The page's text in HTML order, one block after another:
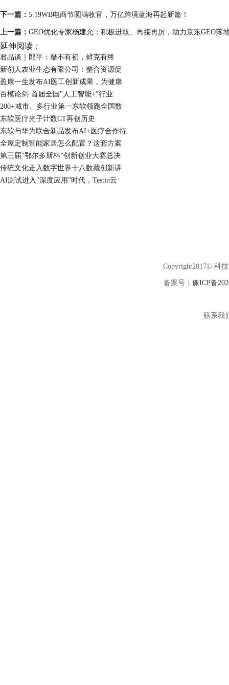
下一篇： 5.19WB电商节圆满收官，万亿跨境蓝海再起新篇！
上一篇： GEO优化专家杨建允：积极进取、再接再厉，助力京东GEO落
延伸阅读：
君品谈｜郎平：靡不有初，鲜克有终
新创人农业生态有限公司：整合资源促
盈康一生发布AI医工创新成果，为健康
百模论剑·首届全国"人工智能+”行业
200+城市、多行业第一东软领跑全国数
东软医疗光子计数CT再创历史
东软与华为联合新品发布AI+医疗合作持
全屋定制智能家居怎么配置？这套方案
第三届"鄂尔多斯杯”创新创业大赛总决
传统文化走入数字世界十八数藏创新讲
AI测试进入"深度应用”时代，Testin云
Copyright2017© 科
备案号： 豫ICP备
联系我